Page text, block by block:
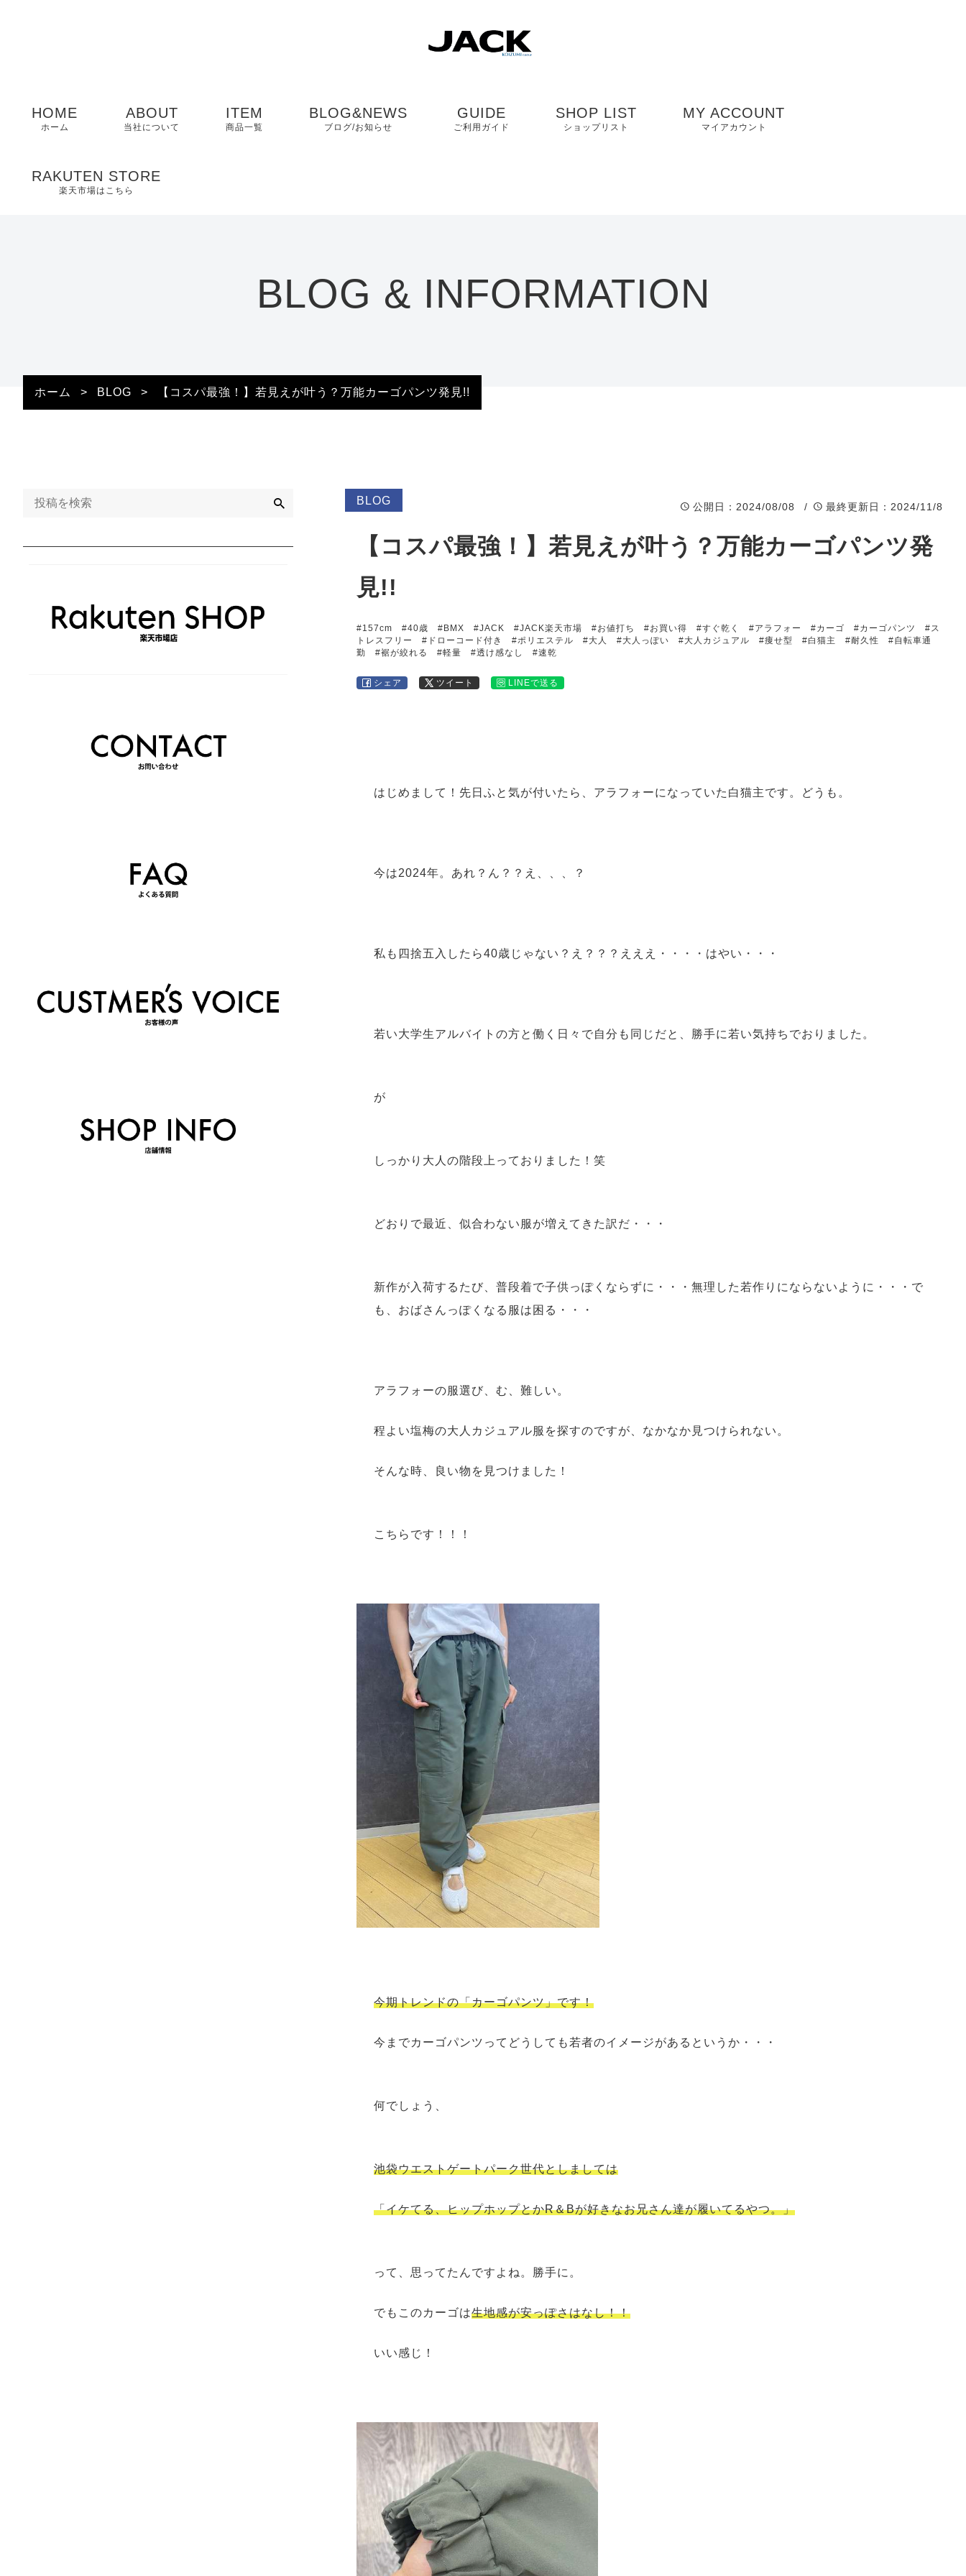
HOME
ホーム
ABOUT
当社について
ITEM
商品一覧
BLOG&NEWS
ブログ/お知らせ
GUIDE
ご利用ガイド
プライバシーポリシ
SHOP LIST
ショップリスト
滋賀県店舗
静岡県店舗
MY ACCOUNT
マイアカウント
RAKUTEN STORE
楽天市場はこちら
BLOG & INFORMATION
ホーム > BLOG > 【コスパ最強！】若見えが叶う？万能カーゴパンツ発見!!
BLOG
公開日 ：2024/08/08 / 最終更新日 ：2024/11/8
【コスパ最強！】若見えが叶う？万能カーゴパンツ発
見!!
#157cm #40歳 #BMX #JACK #JACK楽天市場 #お値打ち #お買い得 #すぐ乾く #アラフォー #カーゴ #カーゴパンツ
#ス
トレスフリー
#ドローコード付き #ポリエステル #大人 #大人っぽい #大人カジュアル #痩せ型 #白猫主 #耐久性
#自転車通
勤
#裾が絞れる #軽量 #透け感なし #速乾
シェア ツイート LINEで送る
はじめまして！先日ふと気が付いたら、アラフォーになっていた白猫主です。どうも。
今は2024年。あれ？ん？？え、、、？
私も四捨五入したら40歳じゃない？え？？？えええ・・・・はやい・・・
若い大学生アルバイトの方と働く日々で自分も同じだと、勝手に若い気持ちでおりました。
が
しっかり大人の階段上っておりました！笑
どおりで最近、似合わない服が増えてきた訳だ・・・
新作が入荷するたび、普段着で子供っぽくならずに・・・無理した若作りにならないように・・・で
も、おばさんっぽくなる服は困る・・・
アラフォーの服選び、む、難しい。
程よい塩梅の大人カジュアル服を探すのですが、なかなか見つけられない。
そんな時、良い物を見つけました！
こちらです！！！
今期トレンドの「カーゴパンツ」です！
今までカーゴパンツってどうしても若者のイメージがあるというか・・・
何でしょう、
池袋ウエストゲートパーク世代としましては
「イケてる、ヒップホップとかR＆Bが好きなお兄さん達が履いてるやつ。」
って、思ってたんですよね。勝手に。
でもこのカーゴは生地感が安っぽさはなし！！
いい感じ！